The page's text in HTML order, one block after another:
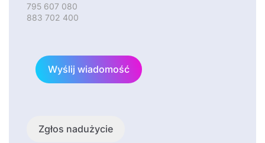
795 607 080
883 702 400
Wyślij wiadomość
Zgłos nadużycie